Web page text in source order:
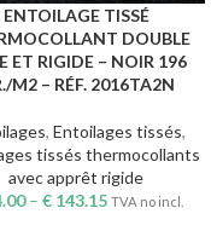
ENTOILAGE TISSÉ
DOUBLE
ET RIGIDE – NOIR 196
M2 – RÉF. 2016TA2N
, Entoilages tissés,
tissés thermocollants
avec apprêt rigide
– €143.15 TVA no incl.